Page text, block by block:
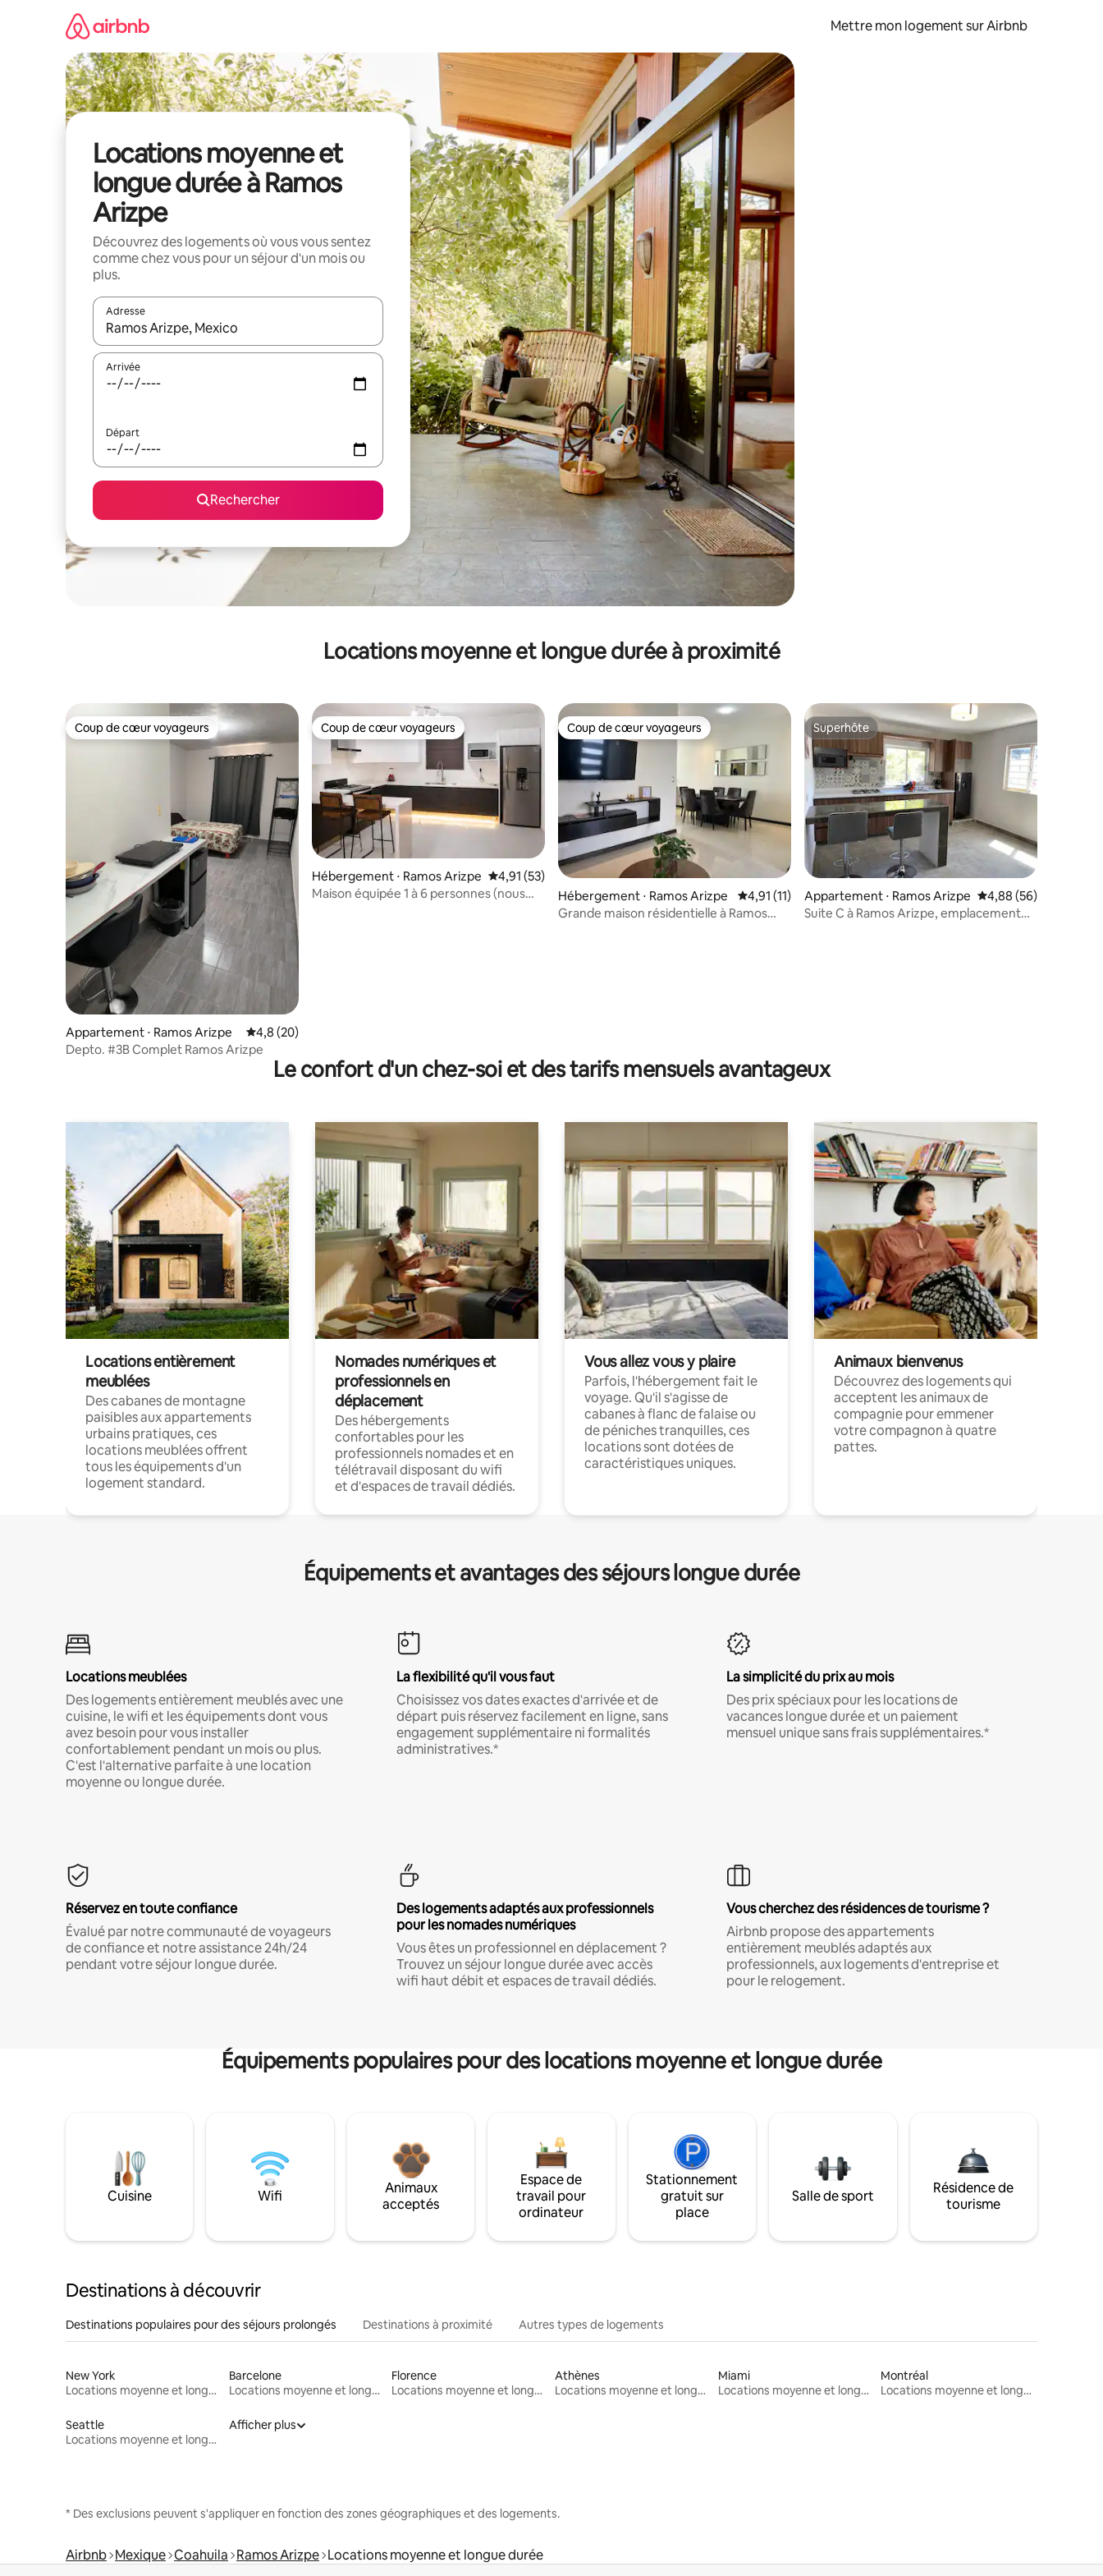
Mettre mon logement sur Airbnb
Locations moyenne et
longue durée à Ramos
Arizpe
Découvrez des logements où vous vous sentez
comme chez vous pour un séjour d'un mois ou
plus.
Adresse
Lorsque les résultats s'affichent, utilisez les flèches vers le haut et vers le bas pour les parcourir ou en appuyant et en faisant glisser.
Arrivée
Départ
Rechercher
Locations moyenne et longue durée à proximité
Coup de cœur voyageurs
Coup de cœur voyageurs
Appartement ⋅ Ramos Arizpe Évaluation moyenne sur la base de 20 commentaires : 4,8 sur 5
4,8 (20)
Depto. #3B Complet Ramos Arizpe
Coup de cœur voyageurs
Coup de cœur voyageurs
Hébergement ⋅ Ramos Arizpe Évaluation moyenne sur la base de 53 commentaires : 4,91 sur 5
4,91 (53)
Maison équipée 1 à 6 personnes (nous
Coup de cœur voyageurs
Coup de cœur voyageurs
Hébergement ⋅ Ramos Arizpe Évaluation moyenne sur la base de 11 commentaires : 4,91 sur 5
4,91 (11)
Grande maison résidentielle à Ramos
Superhôte
Superhôte
Appartement ⋅ Ramos Arizpe Évaluation moyenne
4,88 (56)
Suite C à Ramos Arizpe, emplacement
Le confort d'un chez-soi et des tarifs mensuels avantageux
Locations entièrement
meublées
Des cabanes de montagne
paisibles aux appartements
urbains pratiques, ces
locations meublées offrent
tous les équipements d'un
logement standard.
Nomades numériques et
professionnels en
déplacement
Des hébergements
confortables pour les
professionnels nomades et en
télétravail disposant du wifi
et d'espaces de travail dédiés.
Vous allez vous y plaire
Parfois, l'hébergement fait le
voyage. Qu'il s'agisse de
cabanes à flanc de falaise ou
de péniches tranquilles, ces
locations sont dotées de
caractéristiques uniques.
Animaux bienvenus
Découvrez des logements qui
acceptent les animaux de
compagnie pour emmener
votre compagnon à quatre
pattes.
Équipements et avantages des séjours longue durée
Locations meublées
Des logements entièrement meublés avec une
cuisine, le wifi et les équipements dont vous
avez besoin pour vous installer
confortablement pendant un mois ou plus.
C'est l'alternative parfaite à une location
moyenne ou longue durée.
La flexibilité qu'il vous faut
Choisissez vos dates exactes d'arrivée et de
départ puis réservez facilement en ligne, sans
engagement supplémentaire ni formalités
administratives.*
La simplicité du prix au mois
Des prix spéciaux pour les locations de
vacances longue durée et un paiement
mensuel unique sans frais supplémentaires.*
Réservez en toute confiance
Évalué par notre communauté de voyageurs
de confiance et notre assistance 24h/24
pendant votre séjour longue durée.
Des logements adaptés aux professionnels
pour les nomades numériques
Vous êtes un professionnel en déplacement ?
Trouvez un séjour longue durée avec accès
wifi haut débit et espaces de travail dédiés.
Vous cherchez des résidences de tourisme ?
Airbnb propose des appartements
entièrement meublés adaptés aux
professionnels, aux logements d'entreprise et
pour le relogement.
Équipements populaires pour des locations moyenne et longue durée
Cuisine Wifi
Animaux
acceptés
Espace de
travail pour
ordinateur
Stationnement
gratuit sur
place
Salle de sport
Résidence de
tourisme
Destinations à découvrir
Destinations populaires pour des séjours prolongés Destinations à proximité Autres types de logements
New York
Locations moyenne et longue durée
Barcelone
Locations moyenne et longue durée
Florence
Locations moyenne et longue durée
Athènes
Locations moyenne et longue durée
Miami
Locations moyenne et longue durée
Montréal
Locations moyenne et longue durée
Seattle
Locations moyenne et longue durée
Afficher plus
* Des exclusions peuvent s'appliquer en fonction des zones géographiques et des logements.
Airbnb Mexique Coahuila Ramos Arizpe Locations moyenne et longue durée